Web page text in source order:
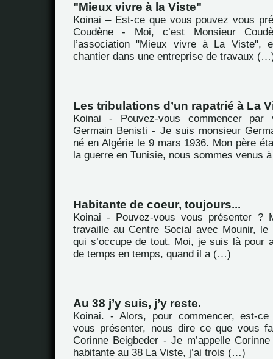
"Mieux vivre à la Viste"
Koinai – Est-ce que vous pouvez vous
Coudène - Moi, c’est Monsieur
l’association "Mieux vivre à La Viste",
chantier dans une entreprise de travaux
Les tribulations d’un rapatrié à La
Koinai - Pouvez-vous commencer par
Germain Benisti - Je suis monsieur
né en Algérie le 9 mars 1936. Mon père
la guerre en Tunisie, nous sommes venus
Habitante de coeur, toujours...
Koinai - Pouvez-vous vous présenter ?
travaille au Centre Social avec Mounir, le
qui s’occupe de tout. Moi, je suis là pour
de temps en temps, quand il a (…)
Au 38 j’y suis, j’y reste.
Koinai. - Alors, pour commencer, est-
vous présenter, nous dire ce que vous
Corinne Beigbeder - Je m’appelle
habitante au 38 La Viste, j’ai trois (…)